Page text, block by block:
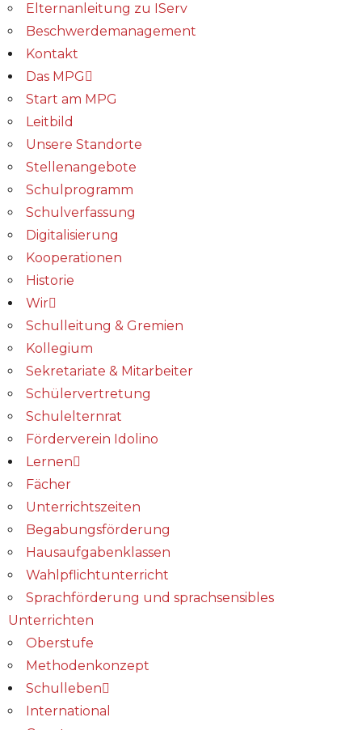
Elternanleitung zu IServ
Beschwerdemanagement
Kontakt
Das MPG
Start am MPG
Leitbild
Unsere Standorte
Stellenangebote
Schulprogramm
Schulverfassung
Digitalisierung
Kooperationen
Historie
Wir
Schulleitung & Gremien
Kollegium
Sekretariate & Mitarbeiter
Schülervertretung
Schulelternrat
Förderverein Idolino
Lernen
Fächer
Unterrichtszeiten
Begabungs­förderung
Hausaufgabenklassen
Wahlpflichtunterricht
Sprachförderung und sprachsensibles
Unterrichten
Oberstufe
Methodenkonzept
Schulleben
International